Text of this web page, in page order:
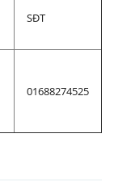
SĐT
01688274525